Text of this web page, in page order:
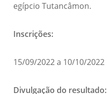
egípcio Tutancâmon.
Inscrições:
15/09/2022 a 10/10/2022
Divulgação do resultado: